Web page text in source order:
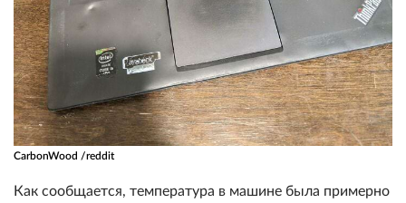
CarbonWood /reddit
Как сообщается, температура в машине была примерно